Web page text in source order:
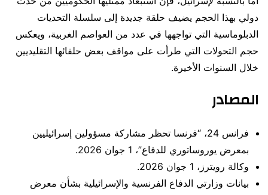
دولي بهذا الحجم يضيف حلقة جديدة إلى سلسلة التحديات
الدبلوماسية التي تواجهها في عدد من العواصم الغربية، ويعكس
حجم التحولات التي طرأت على مواقف بعض حلفائها التقليديين
خلال السنوات الأخيرة.
المصادر
فرانس 24، “فرنسا تحظر مشاركة مسؤولين إسرائيليين
بمعرض يوروساتوري للدفاع”، 1 جوان 2026.
وكالة رويترز، 1 جوان 2026.
بيانات وزارتي الدفاع الفرنسية والإسرائيلية بشأن معرض